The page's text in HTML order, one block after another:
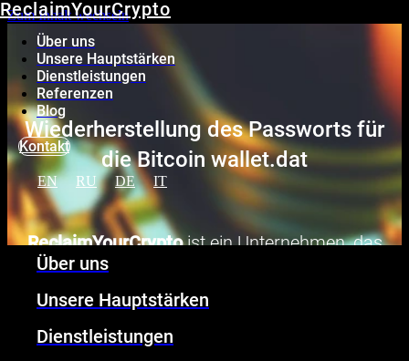
Zum Inhalt wechseln
ReclaimYourCrypto
Über uns
Unsere Hauptstärken
Dienstleistungen
Referenzen
Blog
Kontakt
EN RU DE IT
Über uns
Unsere Hauptstärken
Dienstleistungen
Wiederherstellung des Passworts für
die Bitcoin wallet.dat
ReclaimYourCryptoist ein Unternehmen, das
Ihnen helfen wird, Ihr verlorenes wallet.dat-
Passwort wiederherzustellen und Ihre